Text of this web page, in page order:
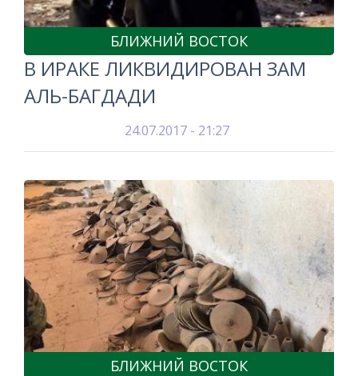
БЛИЖНИЙ ВОСТОК
В ИРАКЕ ЛИКВИДИРОВАН ЗАМ
АЛЬ-БАГДАДИ
24.07.2017 - 21:27
БЛИЖНИЙ ВОСТОК